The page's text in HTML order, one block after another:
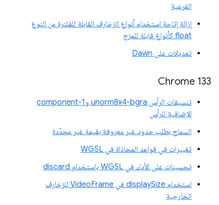
الفرعية
إزالة إتاحة استخدام أنواع الزخارف القابلة للفلترة من النوع
float كأنواع قابلة للمزج
تعديلات على Dawn
Chrome 133
تنسيقات الرأس unorm8x4-bgra و1-component
الإضافية للرأس
السماح بطلب حدود غير معروفة بقيمة غير محدّدة
تغييرات في قواعد المحاذاة في WGSL
تحسينات على الأداء في WGSL باستخدام discard
استخدام displaySize في VideoFrame للزخارف
الخارجية